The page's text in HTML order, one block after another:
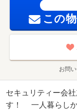
この
お問
セキュリティー会
す！ 一人暮らしか